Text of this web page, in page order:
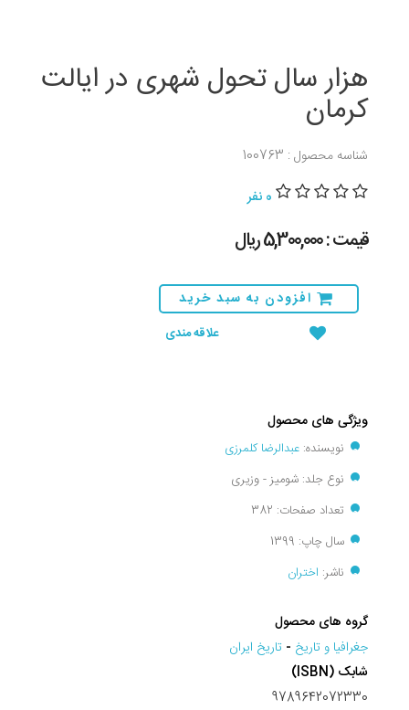
هزار سال تحول شهری در ایالت
کرمان
شناسه محصول : 100763
0 نفر
قیمت : 5,300,000 ريال
افزودن به سبد خرید
علاقه مندی
ویژگی های محصول
نویسنده: عبدالرضا کلمرزی
نوع جلد: شومیز - وزیری
تعداد صفحات: 382
سال چاپ: 1399
ناشر: اختران
گروه های محصول
جغرافيا و تاريخ - تاریخ ایران
شابک (ISBN)
9789642072330